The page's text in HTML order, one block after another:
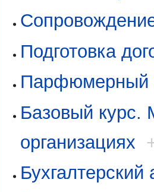
Подготовка
Парфюмерный
Базовый курс.
организациях
Бухгалтерский